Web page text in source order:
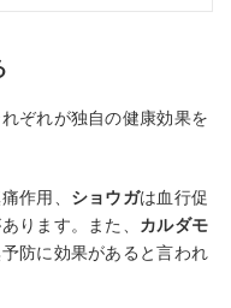
ぞれが独自の健康効果を
作用、 ショウガは血行促
ります。また、 カルダモ
防に効果があると言われ